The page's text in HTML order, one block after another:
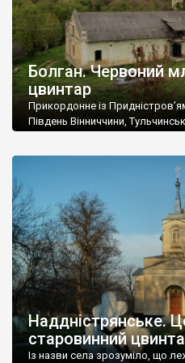
Болган. Червоний
цвинтар
Прикордонне із
Південь Вінниччини,
старовинний цвинтар із
збереглися, написані
мовою. За всіма традиційними
український. Хрести датуються
роках Болган […]
Наддністрянське.
старовинний
Із назви села зрозуміло, що